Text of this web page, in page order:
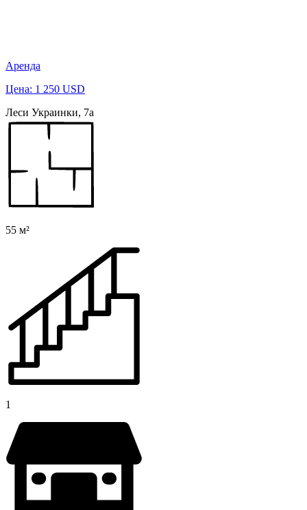
Аренда
Цена: 1 250 USD
Леси Украинки, 7а
55 м²
1